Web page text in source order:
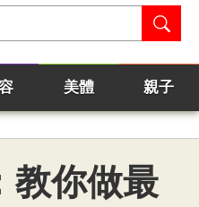
美體 親子
教你做最